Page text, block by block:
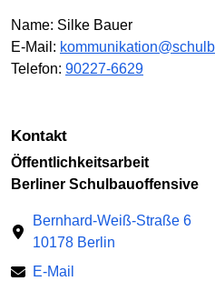
Name: Silke Bauer
E-Mail:
Telefon: 90227-6629
Kontakt
Öffentlichkeitsarbeit
Berliner Schulbauoffensive
Bernhard-Weiß-Straße 6
10178 Berlin
E-Mail